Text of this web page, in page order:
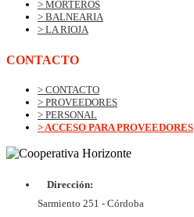
> MORTEROS
> BALNEARIA
> LA RIOJA
CONTACTO
> CONTACTO
> PROVEEDORES
> PERSONAL
> ACCESO PARA PROVEEDORES
Dirección:
Sarmiento 251 - Córdoba